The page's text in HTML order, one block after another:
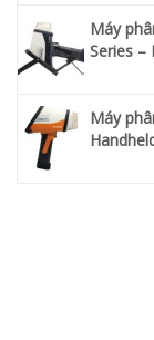
Máy
Series –
Máy